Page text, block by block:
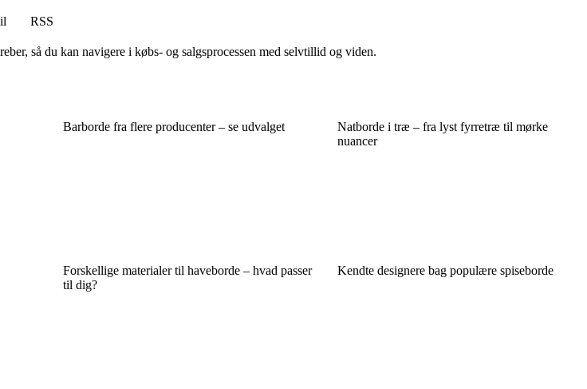
RSS
så du kan navigere i købs- og salgsprocessen med selvtillid og viden.
Barborde fra flere producenter – se udvalget
Natborde i træ – fra lyst fyrretræ til mørke
nuancer
Forskellige materialer til haveborde – hvad passer
til dig?
Kendte designere bag populære spiseborde